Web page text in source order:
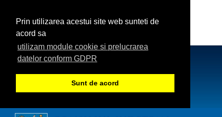
Prin utilizarea acestui site web sunteti de
acord sa
utilizam module cookie si prelucrarea
datelor conform GDPR
Sunt de acord